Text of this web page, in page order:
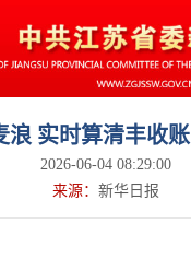
浪 实时算清丰收账
2026-06-04 08:29:00
来源： 新华日报